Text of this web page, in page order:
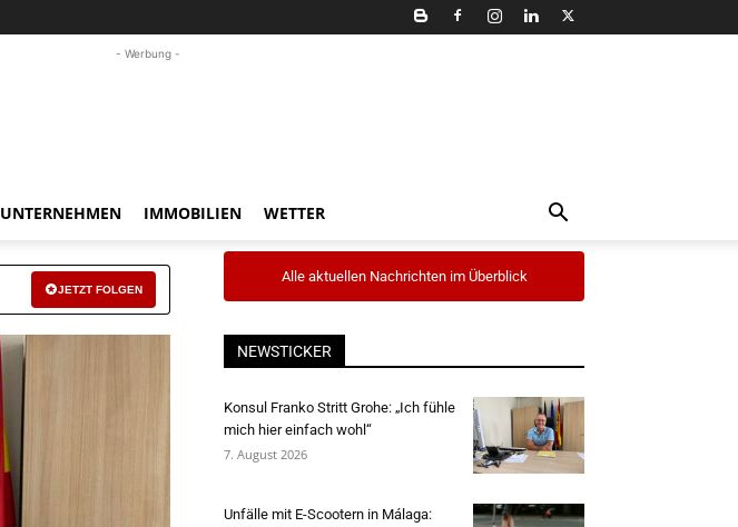
- Werbung -
UNTERNEHMEN IMMOBILIEN WETTER
JETZT FOLGEN
Alle aktuellen Nachrichten im Überblick
NEWSTICKER
Konsul Franko Stritt Grohe: „Ich fühle
mich hier einfach wohl“
7. August 2026
Unfälle mit E-Scootern in Málaga: